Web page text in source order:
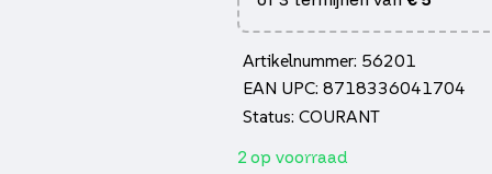
Artikelnummer: 56201
EAN UPC: 8718336041704
Status: COURANT
2 op voorraad